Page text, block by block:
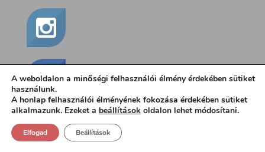
CSÍKI SÁNDOR
A weboldalon a minőségi felhasználói élmény érdekében sütiket
használunk.
A honlap felhasználói élményének fokozása érdekében sütiket
alkalmazunk. Ezeket a beállítások oldalon lehet módosítani.
Elfogad Beállítások